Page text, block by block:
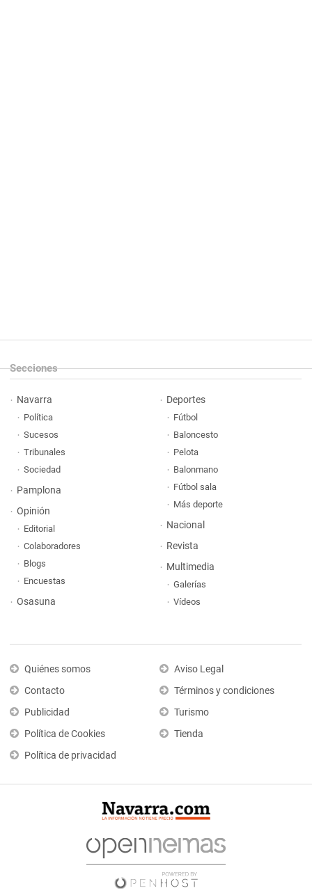
Secciones
Navarra
Política
Sucesos
Tribunales
Sociedad
Pamplona
Opinión
Editorial
Colaboradores
Blogs
Encuestas
Osasuna
Deportes
Fútbol
Baloncesto
Pelota
Balonmano
Fútbol sala
Más deporte
Nacional
Revista
Multimedia
Galerías
Vídeos
Quiénes somos
Contacto
Publicidad
Política de Cookies
Política de privacidad
Aviso Legal
Términos y condiciones
Turismo
Tienda